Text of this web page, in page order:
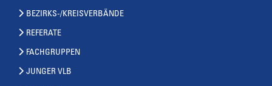
BEZIRKS-/KREISVERBÄNDE
REFERATE
FACHGRUPPEN
JUNGER VLB